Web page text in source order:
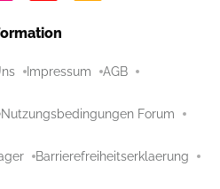
Impressum AGB
Nutzungsbedingungen Forum
Barrierefreiheitserklaerung